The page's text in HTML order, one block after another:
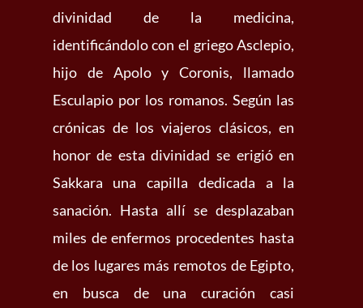
divinidad de la medicina,
identificándolo con el griego Asclepio,
hijo de Apolo y Coronis, llamado
Esculapio por los romanos. Según las
crónicas de los viajeros clásicos, en
honor de esta divinidad se erigió en
Sakkara una capilla dedicada a la
sanación. Hasta allí se desplazaban
miles de enfermos procedentes hasta
de los lugares más remotos de Egipto,
en busca de una curación casi